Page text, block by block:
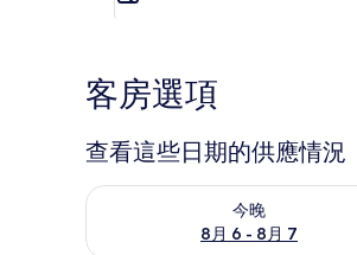
客房選項
查看這些日期的供應情況
今晚
8月 6 - 8月 7
查看今晚 (8月 6 - 8月 7) 的供應